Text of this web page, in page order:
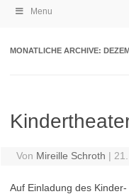
Menu
MONATLICHE ARCHIVE:
Von Mireille Schroth |
Auf Einladung des